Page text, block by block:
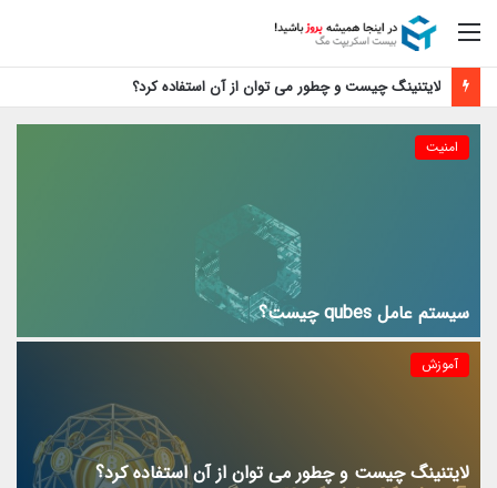
منو
لایتنینگ چیست و چطور می توان از آن استفاده کرد؟
امنیت
سیستم عامل qubes چیست؟
آموزش
لایتنینگ چیست و چطور می توان از آن استفاده کرد؟